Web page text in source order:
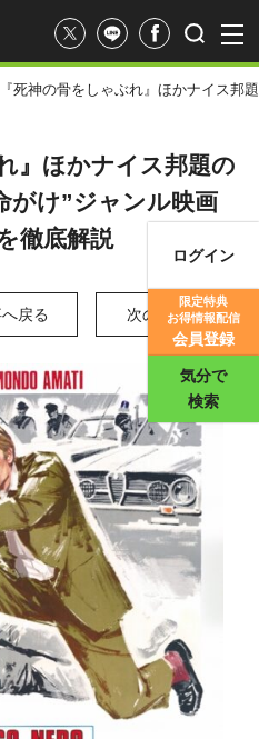
評価
ログイン
限定特典
お得情報配信
会員登録
気分で
検索
『死神の骨をしゃぶれ』ほかナイス邦
』ほかナイス邦題の
がけ”ジャンル映画
徹底解説
戻る 次の写真 >